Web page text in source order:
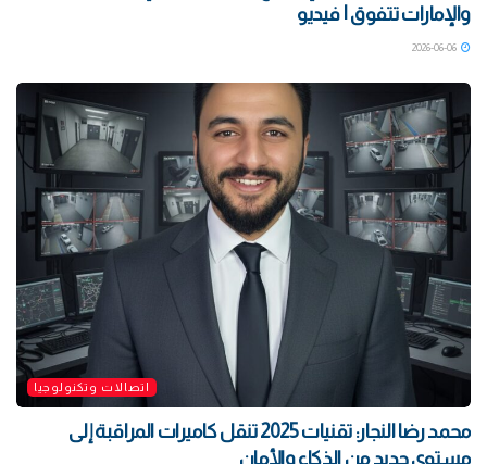
والإمارات تتفوق | فيديو
اتصالات وتكنولوجيا
محمد رضا النجار: تقنيات 2025 تنقل كاميرات المراقبة إلى
مستوى جديد من الذكاء والأمان